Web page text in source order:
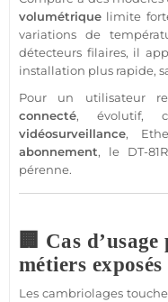
volumétrique limite
variations de
détecteurs filaires, il
installation plus rapide,
Pour un utilisateur
connecté, évolutif,
vidéosurveillance,
abonnement, le DT-81R
pérenne.
🏢 Cas
métiers exposés
Les cambriolages